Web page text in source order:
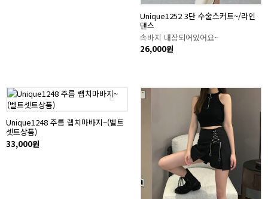
Unique1252 3단 수술스커트~/라인
댄스
속바지 내장되어있어요~
26,000원
Unique1248 주름 랩치마바지~(벨트
셋트상품)
33,000원